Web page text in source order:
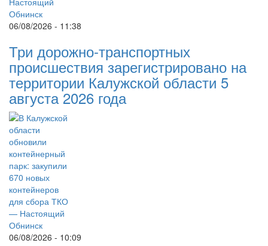
06/08/2026 - 11:38
Три дорожно-транспортных
происшествия зарегистрировано на
территории Калужской области 5
августа 2026 года
06/08/2026 - 10:09